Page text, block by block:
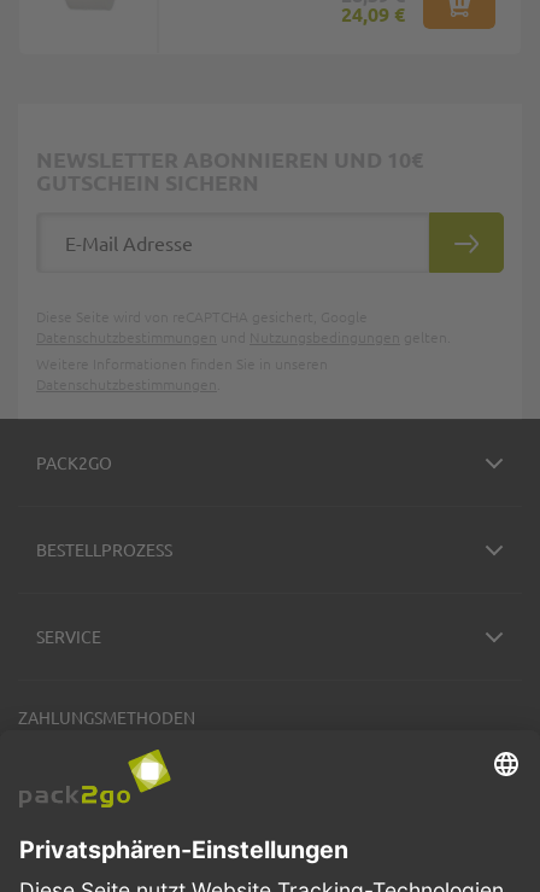
24,09 €
PACK2GO
BESTELLPROZESS
SERVICE
ZAHLUNGSMETHODEN
VERSANDARTEN